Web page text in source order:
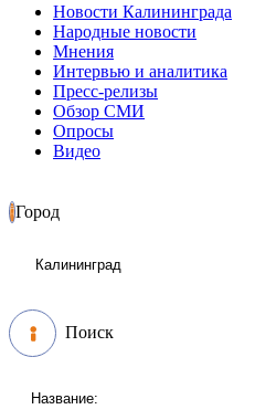
Новости Калининграда
Народные новости
Мнения
Интервью и аналитика
Пресс-релизы
Обзор СМИ
Опросы
Видео
Город
Поиск